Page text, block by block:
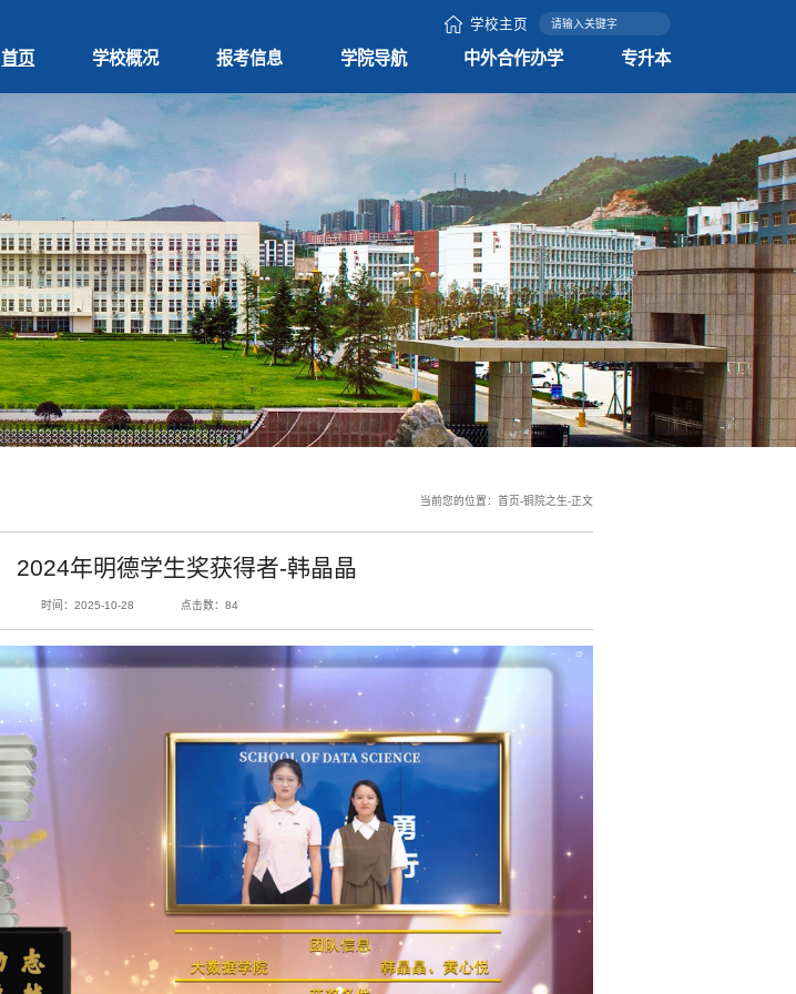
学校主页
首页 学校概况 报考信息 学院导航 中外合作办学 专升本
当前您的位置：首页-铜院之生-正文
2024年明德学生奖获得者-韩晶晶
时间：2025-10-28 点击数：84